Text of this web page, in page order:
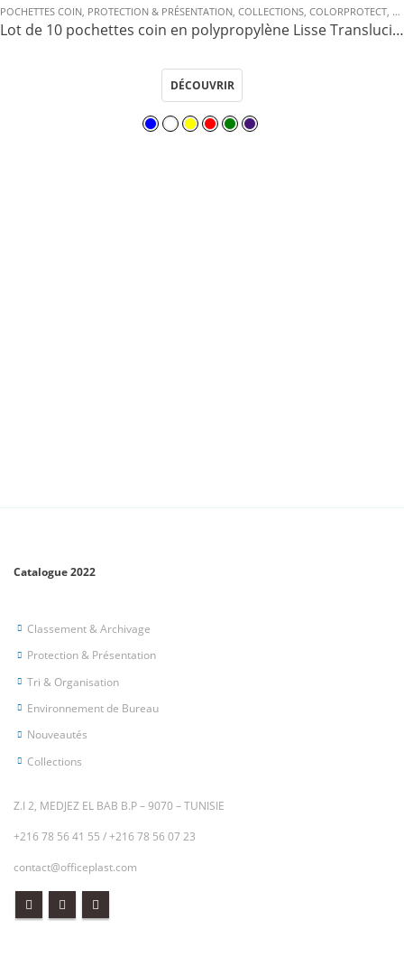
POCHETTES COIN, PROTECTION & PRÉSENTATION, COLLECTIONS, COLORPROTECT,
Lot de 10 pochettes coin en polypropylène Lisse Translucide …
DÉCOUVRIR
Catalogue 2022
Classement & Archivage
Protection & Présentation
Tri & Organisation
Environnement de Bureau
Nouveautés
Collections
Z.I 2, MEDJEZ EL BAB B.P – 9070 – TUNISIE
+216 78 56 41 55 /+216 78 56 07 23
contact@officeplast.com